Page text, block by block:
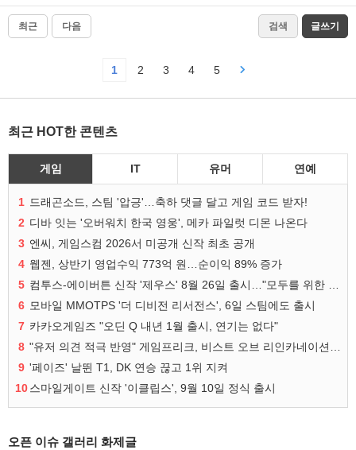
최근 다음 검색 글쓰기
1 2 3 4 5
최근 HOT한 콘텐츠
게임 IT 유머 연예
1 드래곤소드, 스팀 '압긍'…축하 댓글 달고 게임 코드 받자!
2 디바 잇는 '오버워치 한국 영웅', 메카 파일럿 디몬 나온다
3 엔씨, 게임스컴 2026서 미공개 신작 최초 공개
4 웹젠, 상반기 영업수익 773억 원…순이익 89% 증가
5
컴투스-에이버튼 신작 '제우스' 8월 26일 출시…"모두를 위한 경쟁"
6 모바일 MMOTPS '더 디비전 리서전스', 6일 스팀에도 출시
7 카카오게임즈 "오딘 Q 내년 1월 출시, 연기는 없다"
8
"유저 의견 적극 반영" 게임프리크, 비스트 오브 리인카네이션 개선 나선다
9 '페이즈' 날뛴 T1, DK 연승 끊고 1위 지켜
10스마일게이트 신작 '이클립스', 9월 10일 정식 출시
오픈 이슈 갤러리 화제글